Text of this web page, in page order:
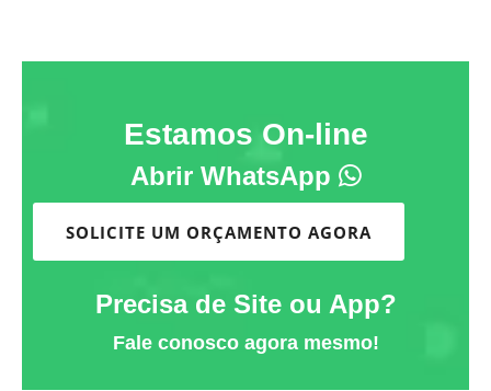
Estamos On-line
Abrir WhatsApp
SOLICITE UM ORÇAMENTO AGORA
Precisa de Site ou App?
Fale conosco agora mesmo!